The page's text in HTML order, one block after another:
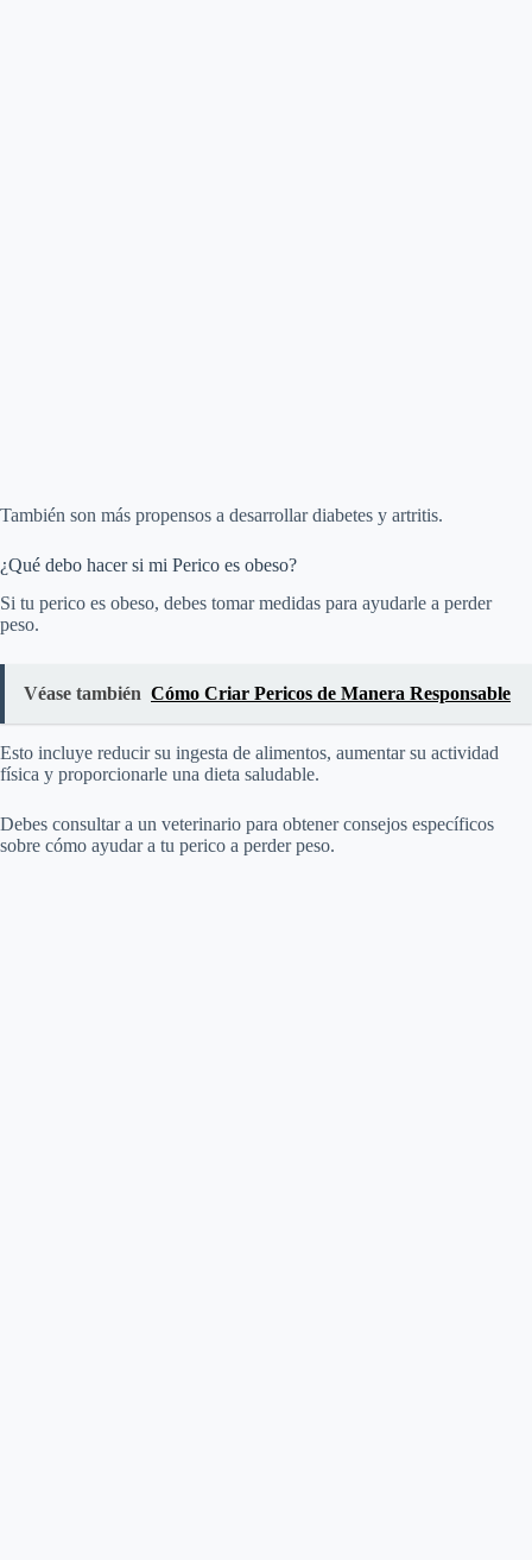
También son más propensos a desarrollar diabetes y artritis.
¿Qué debo hacer si mi Perico es obeso?
Si tu perico es obeso, debes tomar medidas para ayudarle a perder
peso.
Véase también Cómo Criar Pericos de Manera Responsable
Esto incluye reducir su ingesta de alimentos, aumentar su actividad
física y proporcionarle una dieta saludable.
Debes consultar a un veterinario para obtener consejos específicos
sobre cómo ayudar a tu perico a perder peso.